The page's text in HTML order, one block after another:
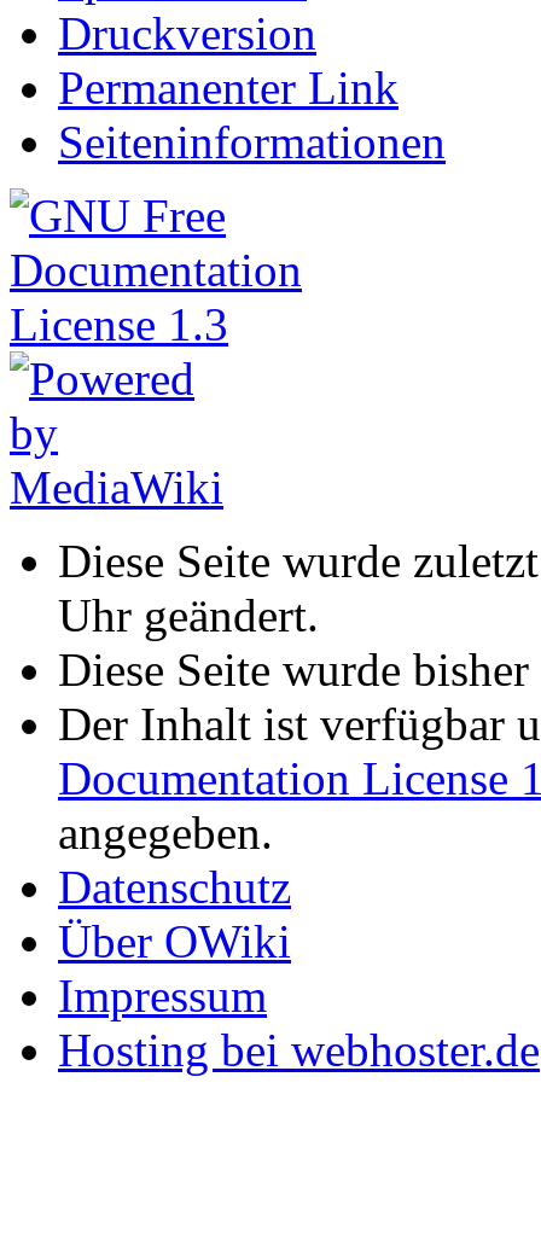
Druckversion
Permanenter Link
Seiteninformationen
Diese Seite wurde
Uhr geändert.
Diese Seite wurde
Der Inhalt ist verfügbar
Documentation License
angegeben.
Datenschutz
Über OWiki
Impressum
Hosting bei webhoster.de